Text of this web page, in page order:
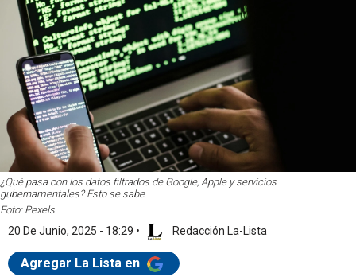
¿Qué pasa con los datos filtrados de Google, Apple y servicios
gubernamentales? Esto se sabe.
Foto: Pexels.
20 De Junio, 2025 - 18:29 • Redacción La-Lista
Agregar La Lista en